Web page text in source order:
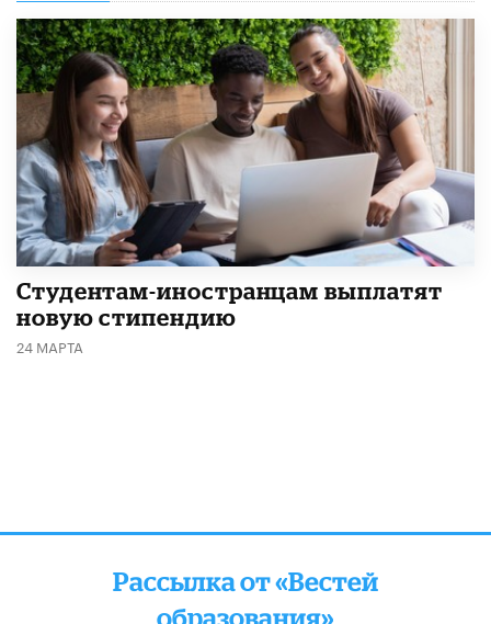
Студентам-иностранцам выплатят
новую стипендию
24 МАРТА
Рассылка от «Вестей
образования»